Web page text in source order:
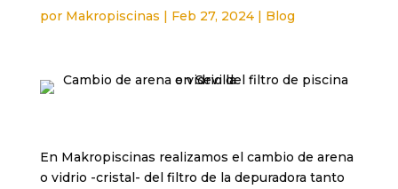
por Makropiscinas | Feb 27, 2024| Blog
En Makropiscinas realizamos el cambio de arena
o vidrio -cristal- del filtro de la depuradora tanto